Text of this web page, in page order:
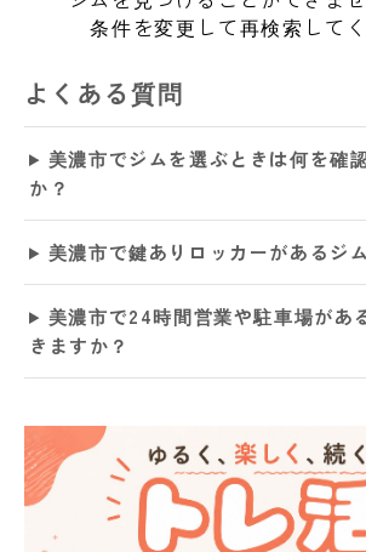
条件を変更して再検索してく
よくある質問
美濃市でジムを選ぶときは何を確
か？
美濃市で鍵ありロッカーがあるジ
美濃市で24時間営業や駐車場があ
きますか？